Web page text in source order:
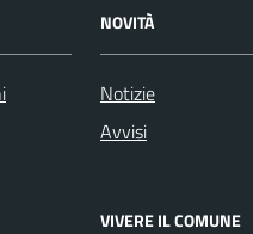
NOVITÀ
Notizie
Avvisi
VIVERE IL COMUNE